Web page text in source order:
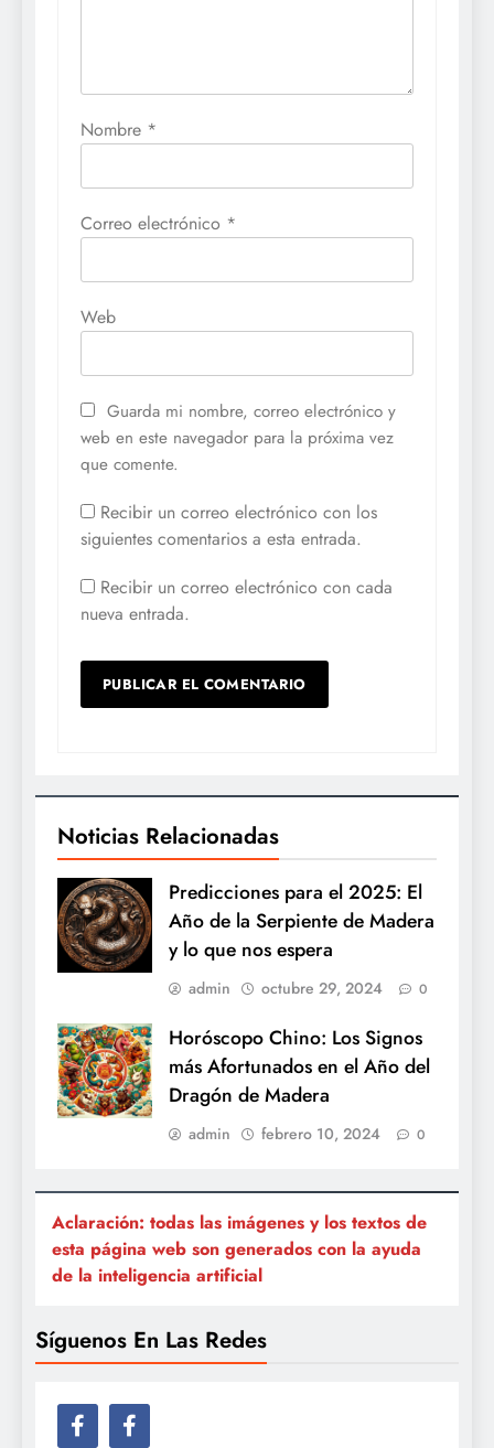
Nombre *
Correo electrónico *
Web
Guarda mi nombre, correo electrónico y
web en este navegador para la próxima vez
que comente.
Recibir un correo electrónico con los
siguientes comentarios a esta entrada.
Recibir un correo electrónico con cada
nueva entrada.
Noticias Relacionadas
Predicciones para el 2025: El
Año de la Serpiente de Madera
y lo que nos espera
admin octubre 29, 2024 0
Horóscopo Chino: Los Signos
más Afortunados en el Año del
Dragón de Madera
admin febrero 10, 2024 0
Aclaración: todas las imágenes y los textos de
esta página web son generados con la ayuda
de la inteligencia artificial
Síguenos En Las Redes